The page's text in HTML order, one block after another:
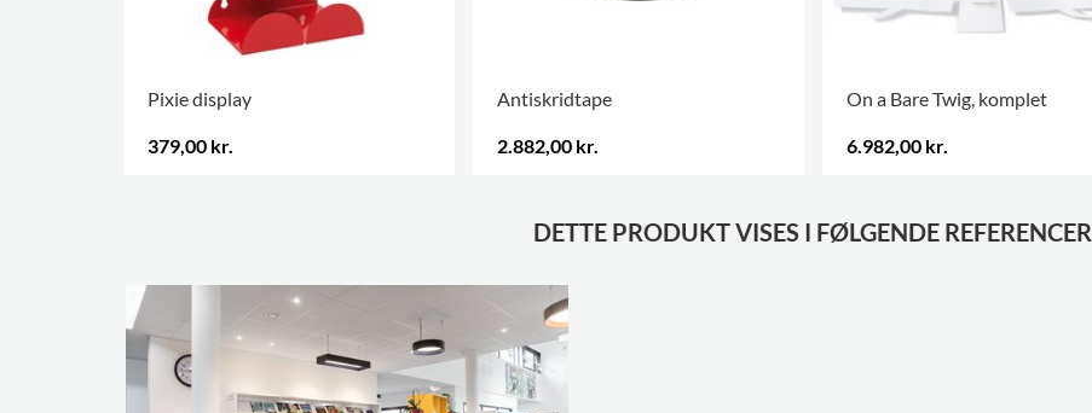
Pixie display
379,00 kr.
Antiskridtape
2.882,00 kr.
On a Bare Twig, komplet
6.982,00 kr.
DETTE PRODUKT VISES I FØLGENDE REFERENCER